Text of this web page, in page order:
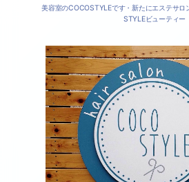
美容室のCOCOSTYLEです・新たにエステサロ
STYLEビューティー